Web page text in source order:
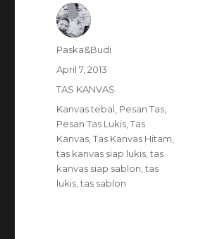
Author
Paska&Budi
Posted
April 7, 2013
Categories
TAS KANVAS
Tags
Kanvas tebal Pesan Tas
Pesan Tas Lukis ,Tas
Kanvas ,Tas Kanvas Hitam
tas kanvas siap lukis ,tas
kanvas siap sablon ,tas
lukis ,tas sablon